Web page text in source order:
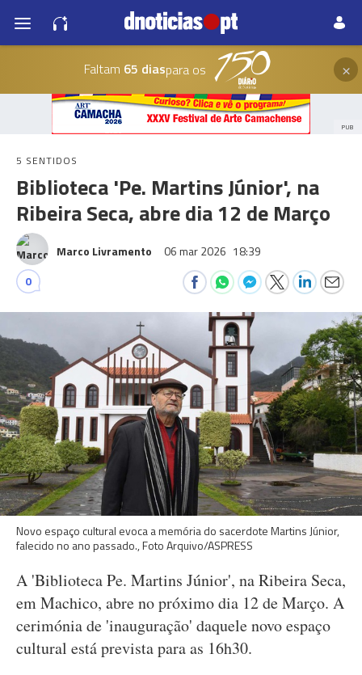
Faltam 65 diaspara os ×
PUB
5 SENTIDOS
Biblioteca 'Pe. Martins Júnior', na
Ribeira Seca, abre dia 12 de Março
Marco Livramento 06 mar 2026 18:39
0
Novo espaço cultural evoca a memória do sacerdote Martins Júnior,
falecido no ano passado., Foto Arquivo/ASPRESS
A 'Biblioteca Pe. Martins Júnior', na Ribeira Seca,
em Machico, abre no próximo dia 12 de Março. A
cerimónia de 'inauguração' daquele novo espaço
cultural está prevista para as 16h30.